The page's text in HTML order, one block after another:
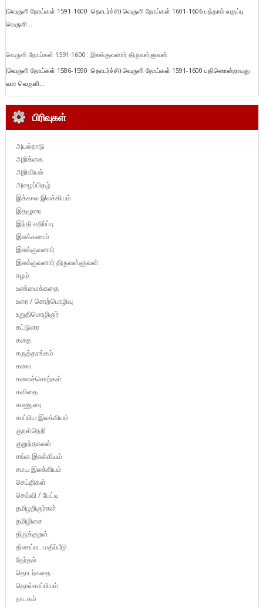
(வெருளி நோய்கள் 1591-1600 :தொடர்ச்சி) வெருளி நோய்கள் 1601-1606 பத்தாம் வகுப்பு
வெருளி...
வெருளி நோய்கள் 1591-1600 : இலக்குவனார் திருவள்ளுவன்
(வெருளி நோய்கள் 1586-1590 :தொடர்ச்சி) வெருளி நோய்கள் 1591-1600 பதினொன்றாவது
வார வெருளி...
பிரிவுகள்
அயல்நாடு
அறிக்கை
அறிவியல்
அழைப்பிதழ்
இக்கால இலக்கியம்
இதழுரை
இந்தி எதிர்ப்பு
இலக்கணம்
இலக்குவனார்
இலக்குவனார் திருவள்ளுவன்
ஈழம்
உண்மைக்கதை
உரை / சொற்பொழிவு
உறுதிமொழிஞர்
கட்டுரை
கதை
கருத்தரங்கம்
கலை
கலைச்சொற்கள்
கவிதை
காணுரை
காப்பிய இலக்கியம்
குறள்நெறி
குறுந்தகவல்
சங்க இலக்கியம்
சமய இலக்கியம்
செய்திகள்
செவ்வி / பேட்டி
தமிழறிஞர்கள்
தமிழிசை
திருக்குறள்
திரைப்பட மதிப்பீடு
தேர்தல்
தொடர்கதை
தொல்காப்பியம்
நாடகம்